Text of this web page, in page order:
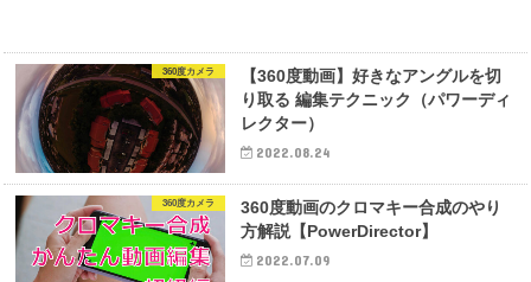
360度カメラ
【360度動画】好きなアングルを切
り取る 編集テクニック（パワーディ
レクター）
2022.08.24
360度カメラ
360度動画のクロマキー合成のやり
方解説【PowerDirector】
2022.07.09